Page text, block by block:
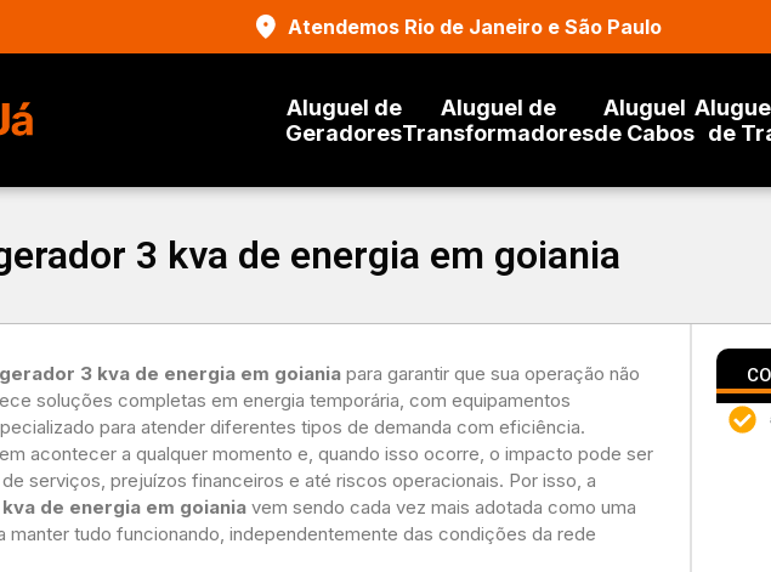
Atendemos Rio de Janeiro e São Paulo
Aluguel de
Geradores
Aluguel de
Transformadores
Aluguel
de Cabos de
3 kva de energia em goiania
3 kva de energia em goiania para garantir que sua operação não
soluções completas em energia temporária, com equipamentos
para atender diferentes tipos de demanda com eficiência.
acontecer a qualquer momento e, quando isso ocorre, o impacto pode ser
serviços, prejuízos financeiros e até riscos operacionais. Por isso, a
de energia em goiania vem sendo cada vez mais adotada como uma
manter tudo funcionando, independentemente das condições da rede